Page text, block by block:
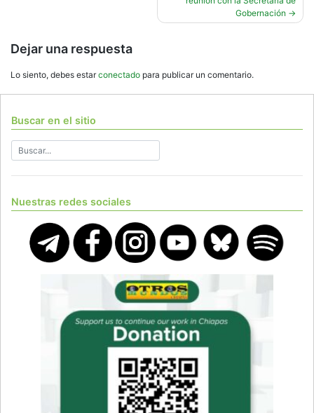
Gobernación
Dejar una respuesta
Lo siento, debes estarconectado para publicar un comentario.
Buscar en el sitio
Nuestras redes sociales